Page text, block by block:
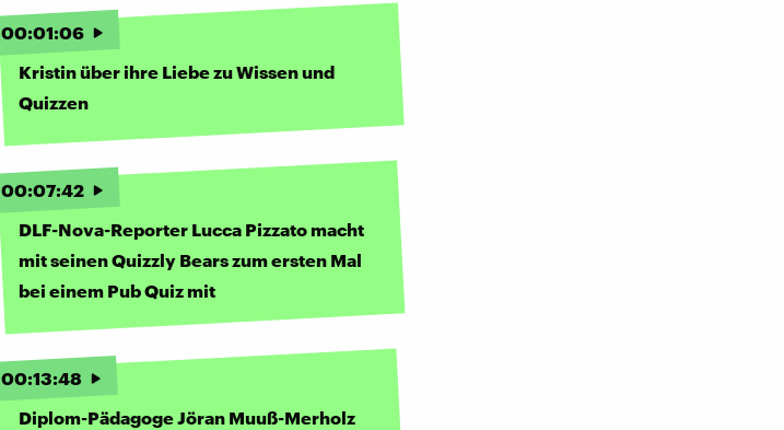
00:01:06
Kristin über ihre Liebe zu Wissen und
Quizzen
00:07:42
DLF-Nova-Reporter Lucca Pizzato macht
mit seinen Quizzly Bears zum ersten Mal
bei einem Pub Quiz mit
00:13:48
Diplom-Pädagoge Jöran Muuß-Merholz